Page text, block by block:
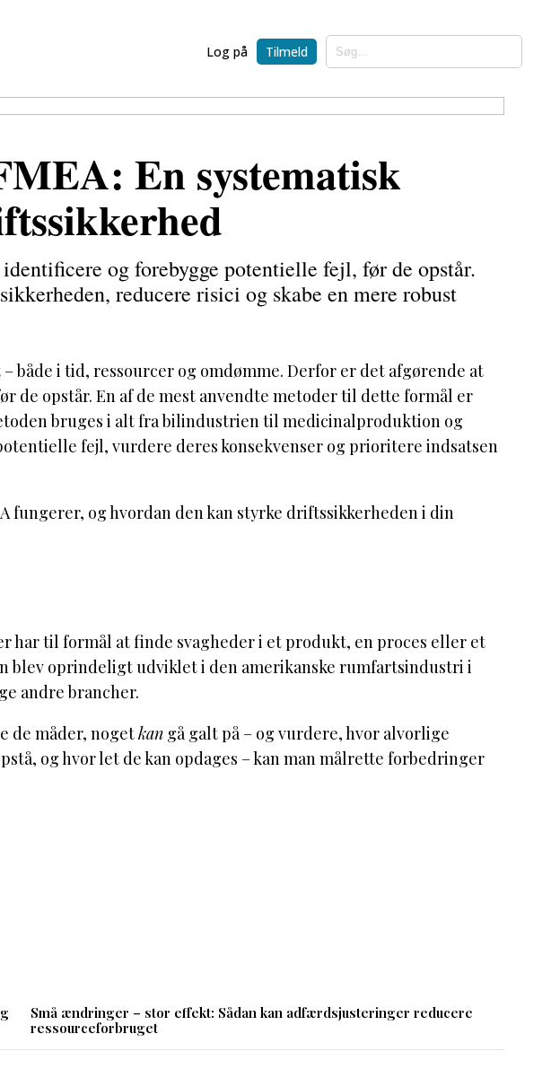
Log på Tilmeld
En systematisk
og forebygge potentielle fejl, før de opstår.
reducere risici og skabe en mere robust
både i tid, ressourcer og omdømme. Derfor er det afgørende at
de opstår. En af de mest anvendte metoder til dette formål er
bruges i alt fra bilindustrien til medicinalproduktion og
fejl, vurdere deres konsekvenser og prioritere indsatsen
fungerer, og hvordan den kan styrke driftssikkerheden i din
har til formål at finde svagheder i et produkt, en proces eller et
blev oprindeligt udviklet i den amerikanske rumfartsindustri i
andre brancher.
de måder, nogetkan gå galt på – og vurdere, hvor alvorlige
og hvor let de kan opdages – kan man målrette forbedringer
Små ændringer – stor effekt: Sådan kan adfærdsjusteringer reducere
ressourceforbruget